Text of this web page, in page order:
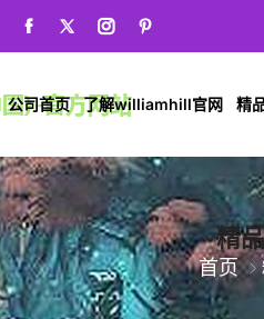
公司首页 了解williamhill官网 精
精
首页